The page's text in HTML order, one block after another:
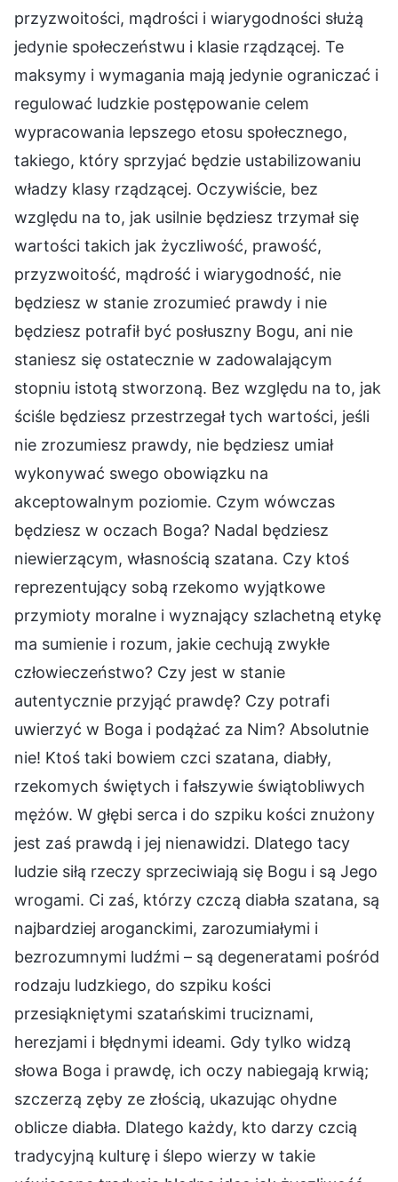
przyzwoitości, mądrości i wiarygodności służą
jedynie społeczeństwu i klasie rządzącej. Te
maksymy i wymagania mają jedynie ograniczać i
regulować ludzkie postępowanie celem
wypracowania lepszego etosu społecznego,
takiego, który sprzyjać będzie ustabilizowaniu
władzy klasy rządzącej. Oczywiście, bez
względu na to, jak usilnie będziesz trzymał się
wartości takich jak życzliwość, prawość,
przyzwoitość, mądrość i wiarygodność, nie
będziesz w stanie zrozumieć prawdy i nie
będziesz potrafił być posłuszny Bogu, ani nie
staniesz się ostatecznie w zadowalającym
stopniu istotą stworzoną. Bez względu na to, jak
ściśle będziesz przestrzegał tych wartości, jeśli
nie zrozumiesz prawdy, nie będziesz umiał
wykonywać swego obowiązku na
akceptowalnym poziomie. Czym wówczas
będziesz w oczach Boga? Nadal będziesz
niewierzącym, własnością szatana. Czy ktoś
reprezentujący sobą rzekomo wyjątkowe
przymioty moralne i wyznający szlachetną etykę
ma sumienie i rozum, jakie cechują zwykłe
człowieczeństwo? Czy jest w stanie
autentycznie przyjąć prawdę? Czy potrafi
uwierzyć w Boga i podążać za Nim? Absolutnie
nie! Ktoś taki bowiem czci szatana, diabły,
rzekomych świętych i fałszywie świątobliwych
mężów. W głębi serca i do szpiku kości znużony
jest zaś prawdą i jej nienawidzi. Dlatego tacy
ludzie siłą rzeczy sprzeciwiają się Bogu i są Jego
wrogami. Ci zaś, którzy czczą diabła szatana, są
najbardziej aroganckimi, zarozumiałymi i
bezrozumnymi ludźmi – są degeneratami pośród
rodzaju ludzkiego, do szpiku kości
przesiąkniętymi szatańskimi truciznami,
herezjami i błędnymi ideami. Gdy tylko widzą
słowa Boga i prawdę, ich oczy nabiegają krwią;
szczerzą zęby ze złością, ukazując ohydne
oblicze diabła. Dlatego każdy, kto darzy czcią
tradycyjną kulturę i ślepo wierzy w takie